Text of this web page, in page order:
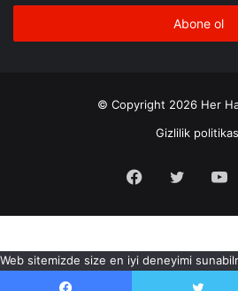
adresinizi
© Copyright 2026 Her
Gizlilik
Facebook
X
Web sitemizde size en iyi deneyimi
kullanıyoruz. Bu siteyi kullanmaya devam